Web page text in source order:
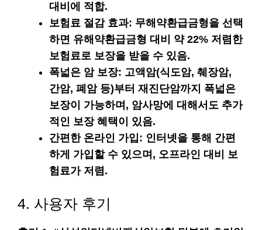
대비에 적합.
보험료 절감 효과: 무해약환급금형을 선택
하면 유해약환급금형 대비 약 22% 저렴한
보험료로 보장을 받을 수 있음.
폭넓은 암 보장: 고액암(식도암, 췌장암,
간암, 폐암 등)부터 재진단암까지 폭넓은
보장이 가능하며, 암사망에 대해서도 추가
적인 보장 혜택이 있음.
간편한 온라인 가입: 인터넷을 통해 간편
하게 가입할 수 있으며, 오프라인 대비 보
험료가 저렴.
4. 사용자 후기